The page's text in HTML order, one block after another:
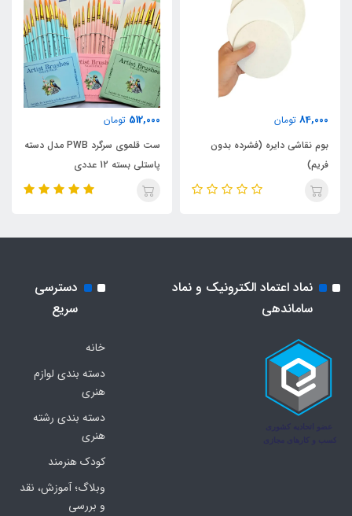
84,000 تومان
بوم نقاشی دایره (فشرده بدون
فریم)
512,000 تومان
ست قلموی سرگرد PWB مدل دسته
پاستلی بسته 12 عددی
نماد اعتماد الکترونیک و نماد
ساماندهی
دسترسی
سریع
خانه
دسته بندی لوازم
هنری
دسته بندی رشته
هنری
کودک هنرمند
وبلاگ؛ آموزش، نقد
و بررسی